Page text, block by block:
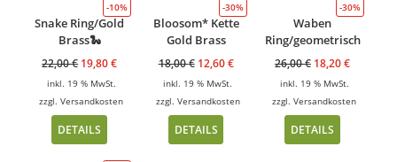
-10%
Snake Ring/Gold
Brass🐍
22,00€ 19,80€
inkl. 19 % MwSt.
zzgl.Versandkosten
DETAILS
-30%
Bloosom* Kette
Gold Brass
18,00€ 12,60€
inkl. 19 % MwSt.
zzgl. Versandkosten
DETAILS
-30%
Waben
Ring/geometrisch
26,00€ 18,20€
inkl. 19 % MwSt.
zzgl.Versandkosten
DETAILS